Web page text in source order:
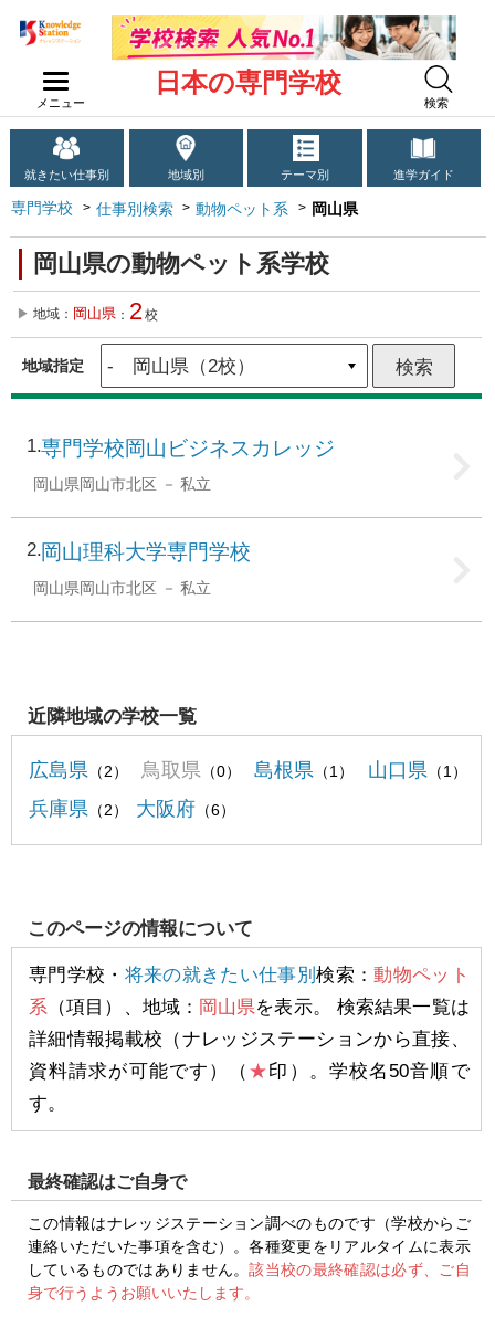
メニュー
日本の専門学校
検索
就きたい仕事別 地域別 テーマ別 進学ガイド
専門学校 仕事別検索 動物ペット系 岡山県
岡山県の動物ペット系学校
地域： 岡山県 ： 2 校
地域指定
1 専門学校岡山ビジネスカレッジ
岡山県岡山市北区 私立
2 岡山理科大学専門学校
岡山県岡山市北区 私立
近隣地域の学校一覧
広島県 （2） 鳥取県 （0） 島根県 （1） 山口県 （1）
兵庫県 （2） 大阪府 （6）
このページの情報について
専門学校・ 将来の就きたい仕事別検索：動物ペット
系 （項目）、地域： 岡山県を表示。 検索結果一覧は
詳細情報掲載校（ナレッジステーションから直接、
資料請求が可能です）（ ★印）。学校名50音順で
す。
最終確認はご自身で
この情報はナレッジステーション調べのものです（学校からご
連絡いただいた事項を含む）。各種変更をリアルタイムに表示
しているものではありません。該当校の最終確認は必ず、ご自
身で行うようお願いいたします。